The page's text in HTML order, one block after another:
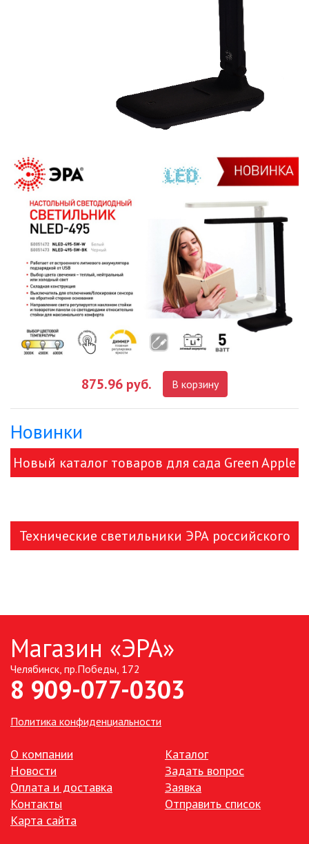
СЕТЕВЫЕ ФИЛЬТРЫ, СИЛОВЫЕ
РАЗЪЕМЫ И УДЛИНИТЕЛИ,
ТРОЙНИКИ И КОЛОДКИ, ВИЛКИ
СИСТЕМЫ ПОЛИВА
СТАБИЛИЗАТОРЫ НАПРЯЖЕНИЯ
УЛИЧНОЕ ОСВЕЩЕНИЕ НА
УЛИЧНЫЕ СВЕТИЛЬНИКИ
ФОНТАНЫ
ЭЛЕКТРОЗВОНКИ И АКСЕССУАРЫ
ЭЛЕКТРОУСТАНОВОЧНЫЕ
ИЗДЕЛИЯ
ЭЛЕМЕНТЫ ПИТАНИЯ
ОПЛАТА И ДОСТАВКА
ЗАЯВКА
875.96 руб. В корзину
Новинки
Новый каталог товаров для сада Green Apple
Технические светильники ЭРА российского
Магазин «ЭРА»
Челябинск, пр.Победы, 172
8 909-077-0303
Политика конфиденциальности
О компании
Новости
Оплата и доставка
Контакты
Карта сайта
Каталог
Задать вопрос
Заявка
Отправить список